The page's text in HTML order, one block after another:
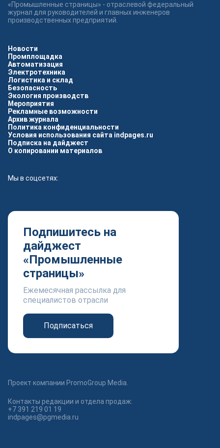
Новости
Промплощадка
Автоматизация
Электротехника
Логистика и склад
Безопасность
Экология производств
Мероприятия
Рекламные возможности
Архив журнала
Политика конфиденциальности
Условия использования сайта indpages.ru
Подписка на дайджест
О копировании материалов
Мы в соцсетях:
Подпишитесь на
дайджест
«Промышленные
страницы»
Ежемесячная рассылка для
специалистов отрасли
Подписаться
«Промышленные страницы» - отраслевой федеральный
журнал для руководителей и главных инженеров
производственных предприятий.
Проект компании PromoGroup Media.
Контакты редакции и отдела продаж:
+7 391 219 01 19
indpages@pgmedia.ru